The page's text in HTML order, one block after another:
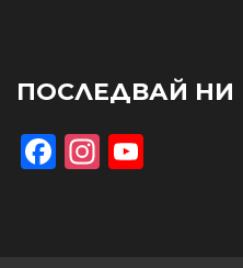
ПОСЛЕДВАЙ НИ
Facebook
Instagram